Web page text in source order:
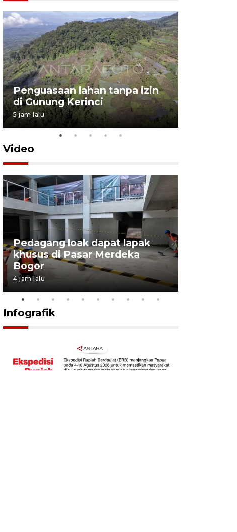
Penguasaan lahan tanpa izin
di Gunung Kerinci
5 jam lalu
Video
Pedagang loak dapat lapak
khusus di Pasar Merdeka
Bogor
4 jam lalu
Infografik